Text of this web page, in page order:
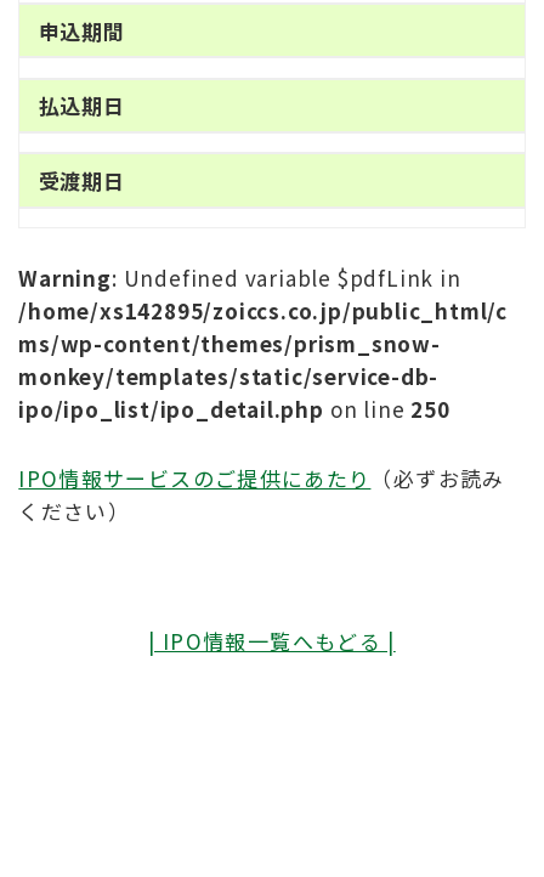
申込期間
払込期日
受渡期日
Warning: Undefined variable $pdfLink in
/home/xs142895/zoiccs.co.jp/public_html/c
ms/wp-content/themes/prism_snow-
monkey/templates/static/service-db-
ipo/ipo_list/ipo_detail.php on line 250
IPO情報サービスのご提供にあたり （必ずお読み
ください）
| IPO情報一覧へもどる |